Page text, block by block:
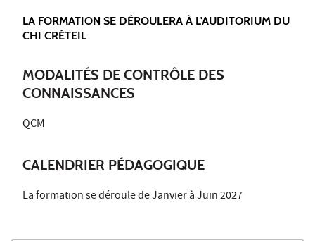
LA FORMATION SE DÉROULERA À L'AUDITORIUM DU
CHI CRÉTEIL
MODALITÉS DE CONTRÔLE DES
CONNAISSANCES
QCM
CALENDRIER PÉDAGOGIQUE
La formation se déroule de Janvier à Juin 2027